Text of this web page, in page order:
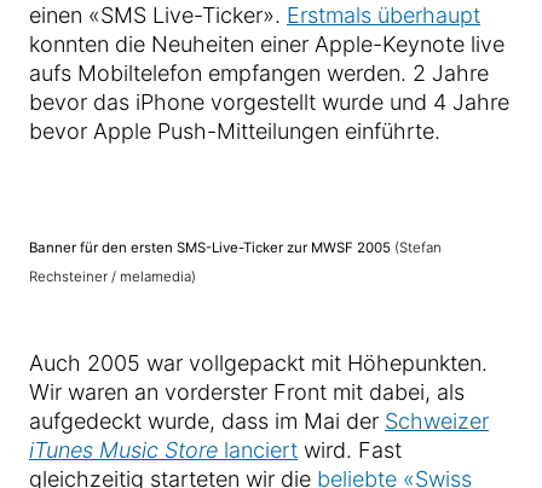
einen «SMS Live-Ticker». Erstmals überhaupt
konnten die Neuheiten einer Apple-Keynote live
aufs Mobiltelefon empfangen werden. 2 Jahre
bevor das iPhone vorgestellt wurde und 4 Jahre
bevor Apple Push-Mitteilungen einführte.
Banner für den ersten SMS-Live-Ticker zur MWSF 2005 (Stefan
Rechsteiner / melamedia)
Auch 2005 war vollgepackt mit Höhepunkten.
Wir waren an vorderster Front mit dabei, als
aufgedeckt wurde, dass im Mai der Schweizer
iTunes Music Store lanciert wird. Fast
gleichzeitig starteten wir die beliebte «Swiss